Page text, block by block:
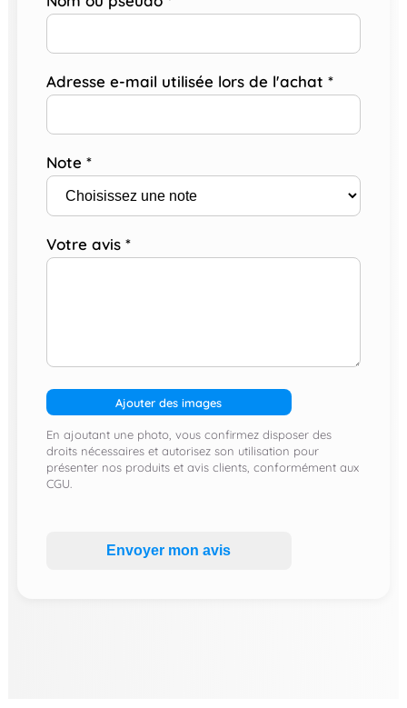
Adresse e-mail utilisée lors de l'achat *
Note *
Votre avis *
Ajouter des images
En ajoutant une photo, vous confirmez disposer des
droits nécessaires et autorisez son utilisation pour
présenter nos produits et avis clients, conformément aux
CGU.
Envoyer mon avis